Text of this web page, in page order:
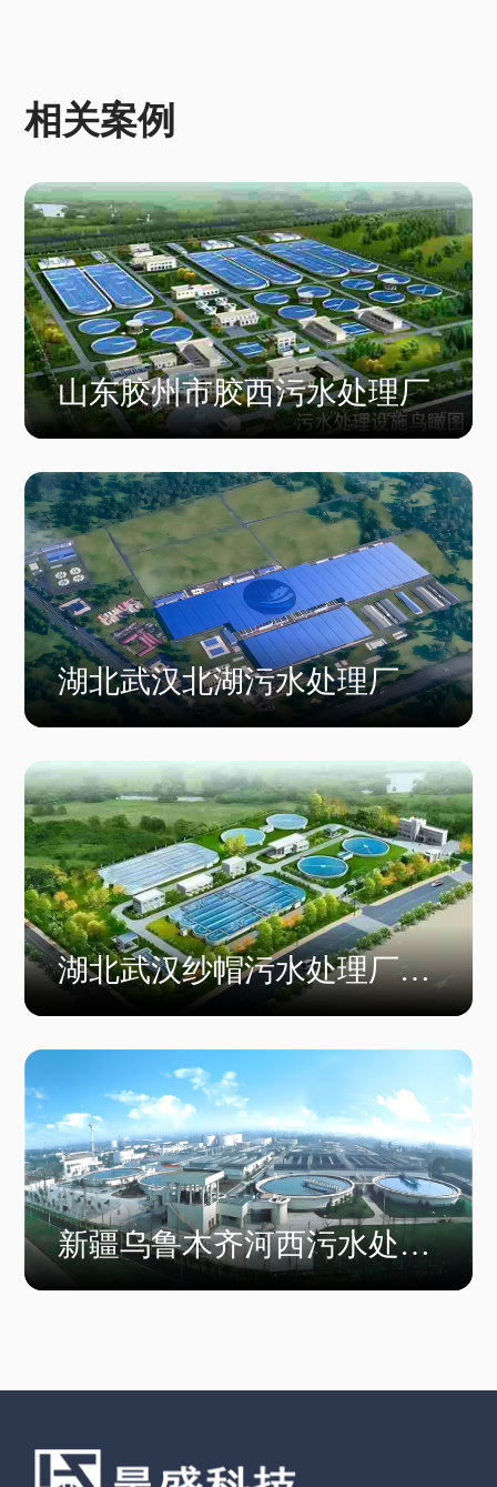
相关案例
山东胶州市胶西污水处理厂
湖北武汉北湖污水处理厂
湖北武汉纱帽污水处理厂尾
水改造工程
新疆乌鲁木齐河西污水处理
厂三期工程